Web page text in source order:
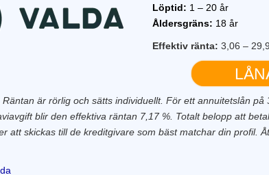
Löptid: 1 – 20 år
Åldersgräns: 18 år
Effektiv ränta: 3,06 –
Räntan är rörlig och sätts individuellt. För ett annuitetslån
blir den effektiva räntan 7,17 %. Totalt belopp att
att skickas till de kreditgivare som bäst matchar din profil.